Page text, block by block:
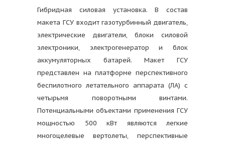
Гибридная силовая установка. В состав
макета ГСУ входит газотурбинный двигатель,
электрические двигатели, блоки силовой
электроники, электрогенератор и блок
аккумуляторных батарей. Макет ГСУ
представлен на платформе перспективного
беспилотного летательного аппарата (ЛА) с
четырьмя поворотными винтами.
Потенциальными объектами применения ГСУ
мощностью 500 кВт являются легкие
многоцелевые вертолеты, перспективные